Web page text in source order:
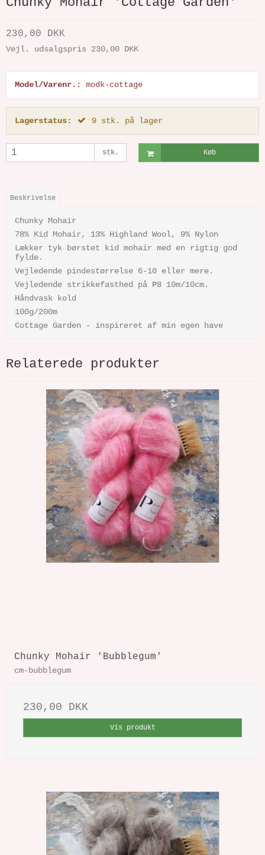
230,00 DKK
Vejl. udsalgspris 230,00 DKK
Model/Varenr.: modk-cottage
Lagerstatus: 9 stk. på lager
stk. Køb
Beskrivelse
Chunky Mohair
78% Kid Mohair, 13% Highland Wool, 9% Nylon
Lækker tyk børstet kid mohair med en rigtig god
fylde.
Vejledende pindestørrelse 6-10 eller mere.
Vejledende strikkefasthed på P8 10m/10cm.
Håndvask kold
100g/200m
Cottage Garden - inspireret af min egen have
Relaterede produkter
Chunky Mohair 'Bubblegum'
cm-bubblegum
230,00 DKK
Vis produkt